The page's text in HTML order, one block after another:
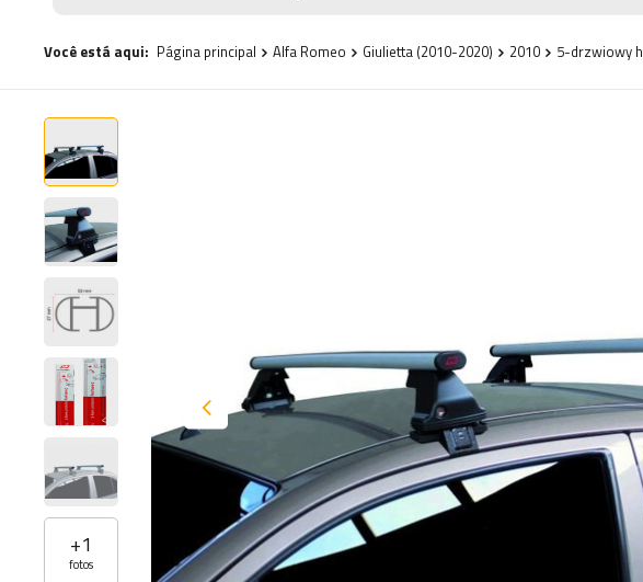
Você está aqui: Página principal Alfa Romeo Giulietta (2010-2020) 2010 5-drzwiowy
+1
fotos